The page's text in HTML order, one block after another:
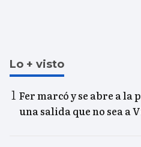
Lo + visto
Fer marcó y se abre a la
una salida que no sea a